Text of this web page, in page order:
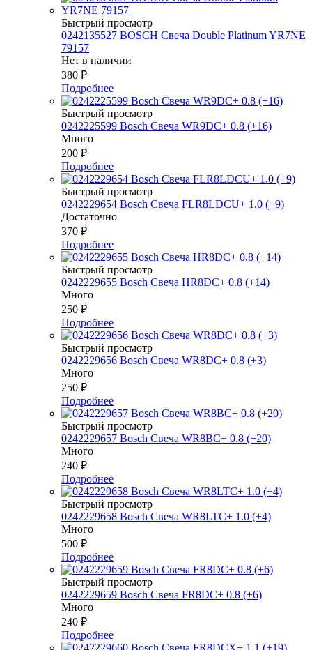
Быстрый просмотр
0242135527 BOSСH Свеча Double Platinum YR7NE
79157
Нет в наличии
380 ₽
Подробнее
Быстрый просмотр
0242225599 Bosch Свеча WR9DC+ 0.8 (+16)
Много
200 ₽
Подробнее
Быстрый просмотр
0242229654 Bosch Свеча FLR8LDCU+ 1.0 (+9)
Достаточно
370 ₽
Подробнее
Быстрый просмотр
0242229655 Bosch Свеча HR8DC+ 0.8 (+14)
Много
250 ₽
Подробнее
Быстрый просмотр
0242229656 Bosch Свеча WR8DC+ 0.8 (+3)
Много
250 ₽
Подробнее
Быстрый просмотр
0242229657 Bosch Свеча WR8BC+ 0.8 (+20)
Много
240 ₽
Подробнее
Быстрый просмотр
0242229658 Bosch Свеча WR8LTC+ 1.0 (+4)
Много
500 ₽
Подробнее
Быстрый просмотр
0242229659 Bosch Свеча FR8DC+ 0.8 (+6)
Много
240 ₽
Подробнее